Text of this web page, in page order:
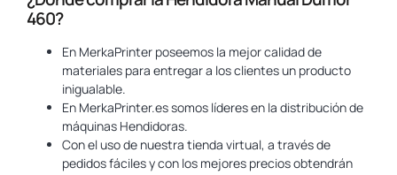
460?
En MerkaPrinter poseemos la mejor calidad de
materiales para entregar a los clientes un producto
inigualable.
En MerkaPrinter.es somos líderes en la distribución de
máquinas Hendidoras.
Con el uso de nuestra tienda virtual, a través de
pedidos fáciles y con los mejores precios obtendrán